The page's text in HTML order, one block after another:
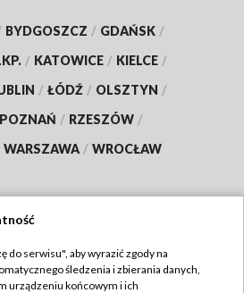
BYDGOSZCZ / GDAŃSK /
/ KATOWICE / KIELCE /
/ ŁÓDŹ / OLSZTYN /
POZNAŃ / RZESZÓW /
WARSZAWA / WROCŁAW
TVP
do serwisu", aby wyrazić zgody na
śledzenia i zbierania danych,
urządzeniu końcowym i ich